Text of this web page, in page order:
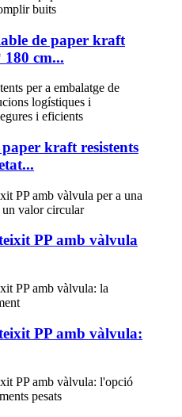
de paper kraft
cm...
paper kraft resistents
PP amb vàlvula
PP amb vàlvula: